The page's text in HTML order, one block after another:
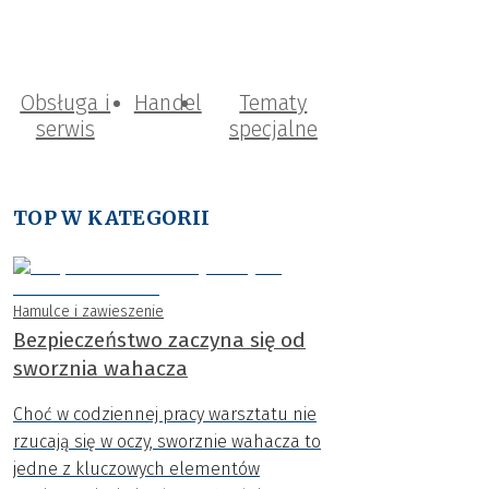
Obsługa i
serwis
Handel
Tematy
specjalne
TOP W KATEGORII
Hamulce i zawieszenie
Bezpieczeństwo zaczyna się od
sworznia wahacza
Choć w codziennej pracy warsztatu nie
rzucają się w oczy, sworznie wahacza to
jedne z kluczowych elementów